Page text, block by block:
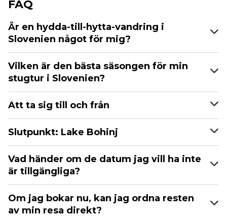
FAQ
Är en hydda-till-hytta-vandring i
Slovenien något för mig?
Vilken är den bästa säsongen för min
stugtur i Slovenien?
Att ta sig till och från
Slutpunkt: Lake Bohinj
Vad händer om de datum jag vill ha inte
är tillgängliga?
Om jag bokar nu, kan jag ordna resten
av min resa direkt?